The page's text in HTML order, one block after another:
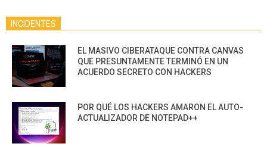
INCIDENTES
EL MASIVO CIBERATAQUE CONTRA CANVAS
QUE PRESUNTAMENTE TERMINÓ EN UN
ACUERDO SECRETO CON HACKERS
POR QUÉ LOS HACKERS AMARON EL AUTO-
ACTUALIZADOR DE NOTEPAD++